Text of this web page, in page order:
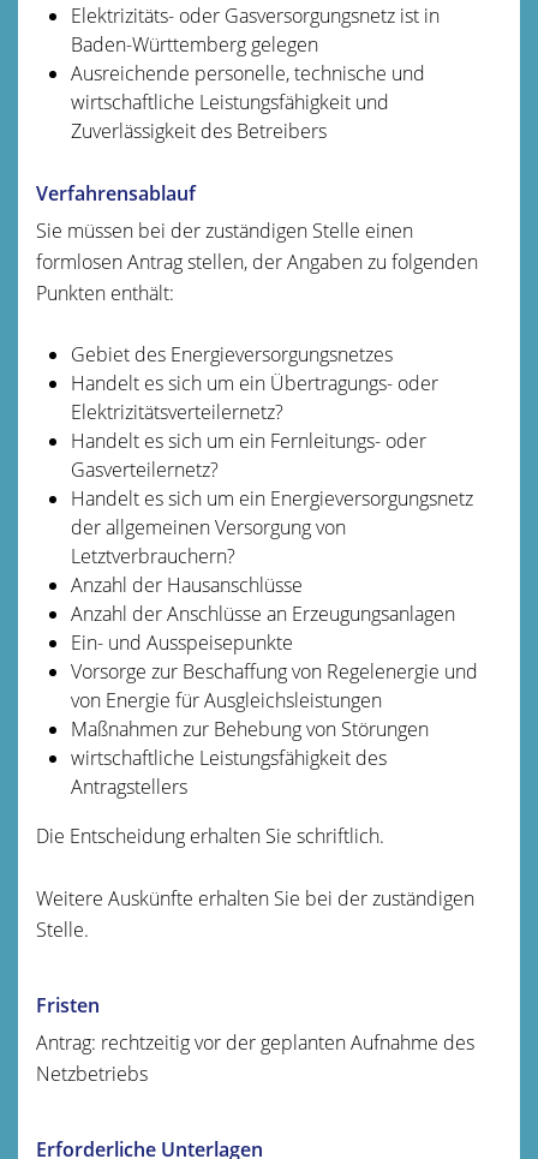
Elektrizitäts- oder Gasversorgungsnetz ist in
Baden-Württemberg gelegen
Ausreichende personelle, technische und
wirtschaftliche Leistungsfähigkeit und
Zuverlässigkeit des Betreibers
Verfahrensablauf
Sie müssen bei der zuständigen Stelle einen
formlosen Antrag stellen, der Angaben zu folgenden
Punkten enthält:
Gebiet des Energieversorgungsnetzes
Handelt es sich um ein Übertragungs- oder
Elektrizitätsverteilernetz?
Handelt es sich um ein Fernleitungs- oder
Gasverteilernetz?
Handelt es sich um ein Energieversorgungsnetz
der allgemeinen Versorgung von
Letztverbrauchern?
Anzahl der Hausanschlüsse
Anzahl der Anschlüsse an Erzeugungsanlagen
Ein- und Ausspeisepunkte
Vorsorge zur Beschaffung von Regelenergie und
von Energie für Ausgleichsleistungen
Maßnahmen zur Behebung von Störungen
wirtschaftliche Leistungsfähigkeit des
Antragstellers
Die Entscheidung erhalten Sie schriftlich.
Weitere Auskünfte erhalten Sie bei der zuständigen
Stelle.
Fristen
Antrag: rechtzeitig vor der geplanten Aufnahme des
Netzbetriebs
Erforderliche Unterlagen